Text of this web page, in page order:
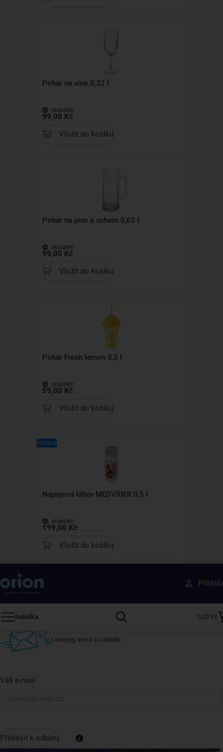
Pohár na víno 0,32 l
skladem
99,00 Kč
Vložit do košíku
Pohár na pivo s uchem 0,62 l
skladem
99,00 Kč
Vložit do košíku
Pohár Fresh lemon 0,5 l
skladem
59,00 Kč
Vložit do košíku
Kolekce
Nápojová láhev MEDVÍDEK 0,5 l
skladem
199,00 Kč
Vložit do košíku
Nabídka 0,00 Kč
Získejte rady, recepty a tipy na slevy dřív než
ostatní
Přihlaste se k odběru našeho newsletteru.
i recepty, které si oblíbíte.
Váš e-mail
Přihlásit k odběru